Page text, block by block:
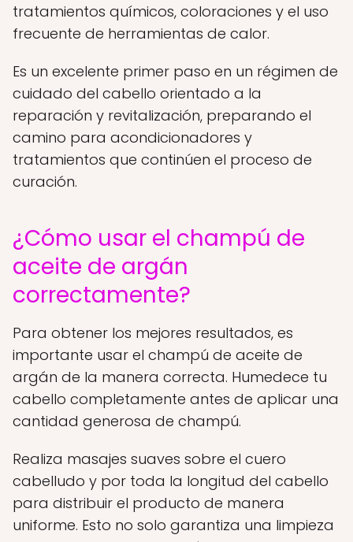
tratamientos químicos, coloraciones y el uso
frecuente de herramientas de calor.
Es un excelente primer paso en un régimen de
cuidado del cabello orientado a la
reparación y revitalización, preparando el
camino para acondicionadores y
tratamientos que continúen el proceso de
curación.
¿Cómo usar el champú de
aceite de argán
correctamente?
Para obtener los mejores resultados, es
importante usar el champú de aceite de
argán de la manera correcta. Humedece tu
cabello completamente antes de aplicar una
cantidad generosa de champú.
Realiza masajes suaves sobre el cuero
cabelludo y por toda la longitud del cabello
para distribuir el producto de manera
uniforme. Esto no solo garantiza una limpieza